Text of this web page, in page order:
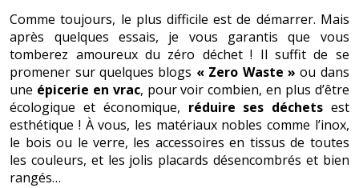
Comme toujours, le plus difficile est de démarrer. Mais
après quelques essais, je vous garantis que vous
tomberez amoureux du zéro déchet ! Il suffit de se
promener sur quelques blogs « Zero Waste » ou dans
une épicerie en vrac, pour voir combien, en plus d’être
écologique et économique, réduire ses déchetsest
esthétique ! À vous, les matériaux nobles comme l’inox,
le bois ou le verre, les accessoires en tissus de toutes
les couleurs, et les jolis placards désencombrés et bien
rangés…